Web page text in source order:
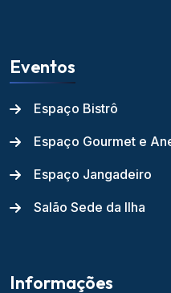
Eventos
Espaço Bistrô
Espaço Gourmet e
Espaço Jangadeiro
Salão Sede da Ilha
Informações